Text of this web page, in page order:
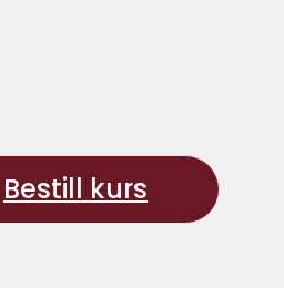
Bestill kurs